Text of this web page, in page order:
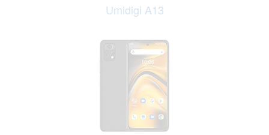
Umidigi A13